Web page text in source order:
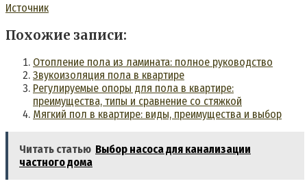
Источник
Похожие записи:
Отопление пола из ламината: полное руководство
Звукоизоляция пола в квартире
Регулируемые опоры для пола в квартире:
преимущества, типы и сравнение со стяжкой
Мягкий пол в квартире: виды, преимущества и выбор
Читать статью Выбор насоса для канализации
частного дома